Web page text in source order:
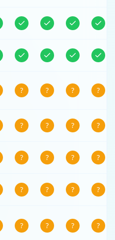
? ? ? ?
? ? ? ?
? ? ? ?
? ? ? ?
? ? ? ?